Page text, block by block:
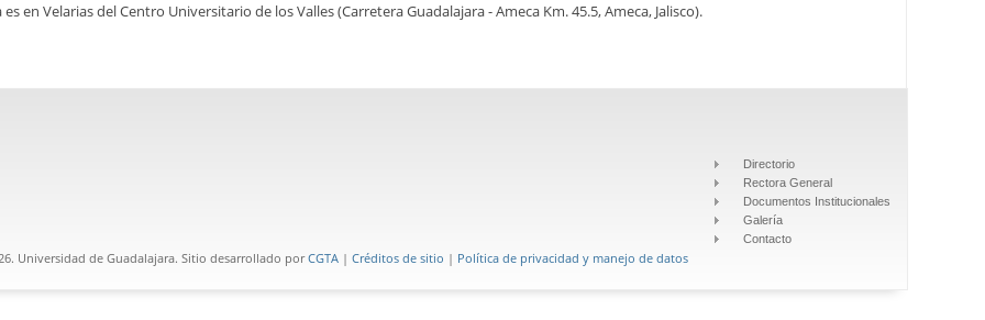
es en Velarias del Centro Universitario de los Valles (Carretera Guadalajara - Ameca Km. 45.5, Ameca, Jalisco).
Directorio
Rectora General
Documentos Institucionales
Galería
Contacto
Universidad de Guadalajara. Sitio desarrollado porCGTA| Créditos de sitio | Política de privacidad y manejo de datos